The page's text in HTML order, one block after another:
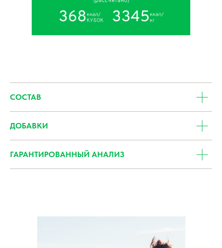
СОСТАВ
ДОБАВКИ
ГАРАНТИРОВАННЫЙ АНАЛИЗ